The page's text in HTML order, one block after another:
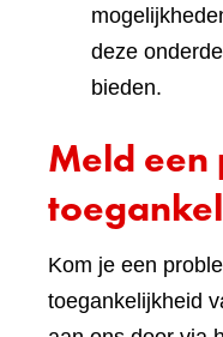
deze
bieden.
Meld een
Kom je een
toegankelijkheid